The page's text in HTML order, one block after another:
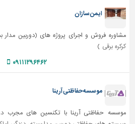
سایر
ایمن سازان
مشاوره فروش و اجرای پروژه های (دوربین مدار
کرکره برقی )
۰۹۱۱۱۲۹۶۴۶۲
موسسه حفاظتی آرینا
موسسه حفاظتی آرینا با تکنسین های مجرب